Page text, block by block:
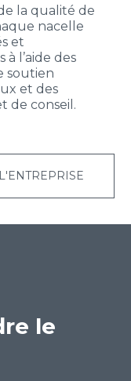
la qualité de
nacelle
et
l’aide des
soutien
et des
de conseil.
le